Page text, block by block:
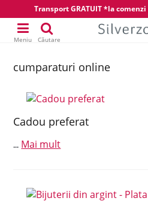
Transport GRATUIT *la comenzi
Meniu Căutare
cumparaturi online
Cadou preferat
... Mai mult